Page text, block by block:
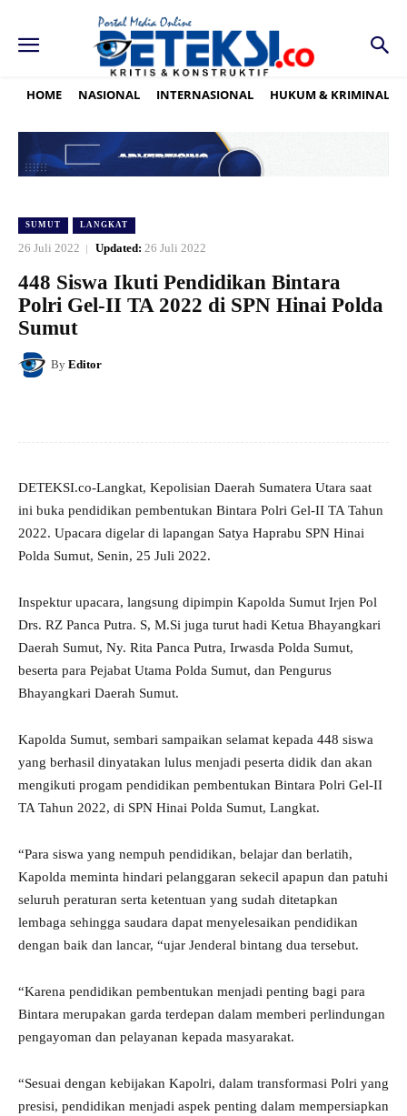
HOME NASIONAL INTERNASIONAL HUKUM & KRIMINAL
SUMUT LANGKAT
26 Juli 2022 Updated: 26 Juli 2022
448 Siswa Ikuti Pendidikan Bintara
Polri Gel-II TA 2022 di SPN Hinai Polda
Sumut
By Editor
DETEKSI.co-Langkat, Kepolisian Daerah Sumatera Utara saat
ini buka pendidikan pembentukan Bintara Polri Gel-II TA Tahun
2022. Upacara digelar di lapangan Satya Haprabu SPN Hinai
Polda Sumut, Senin, 25 Juli 2022.
Inspektur upacara, langsung dipimpin Kapolda Sumut Irjen Pol
Drs. RZ Panca Putra. S, M.Si juga turut hadi Ketua Bhayangkari
Daerah Sumut, Ny. Rita Panca Putra, Irwasda Polda Sumut,
beserta para Pejabat Utama Polda Sumut, dan Pengurus
Bhayangkari Daerah Sumut.
Kapolda Sumut, sembari sampaikan selamat kepada 448 siswa
yang berhasil dinyatakan lulus menjadi peserta didik dan akan
mengikuti progam pendidikan pembentukan Bintara Polri Gel-II
TA Tahun 2022, di SPN Hinai Polda Sumut, Langkat.
“Para siswa yang nempuh pendidikan, belajar dan berlatih,
Kapolda meminta hindari pelanggaran sekecil apapun dan patuhi
seluruh peraturan serta ketentuan yang sudah ditetapkan
lembaga sehingga saudara dapat menyelesaikan pendidikan
dengan baik dan lancar, “ujar Jenderal bintang dua tersebut.
“Karena pendidikan pembentukan menjadi penting bagi para
Bintara merupakan garda terdepan dalam memberi perlindungan
pengayoman dan pelayanan kepada masyarakat.
“Sesuai dengan kebijakan Kapolri, dalam transformasi Polri yang
presisi, pendidikan menjadi aspek penting dalam mempersiapkan